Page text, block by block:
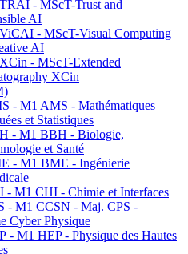
- MScT-Trust and
AI
- MScT-Visual Computing
AI
- MScT-Extended
XCin
- M1 AMS - Mathématiques
et Statistiques
- M1 BBH - Biologie,
et Santé
- M1 BME - Ingénierie
- M1 CHI - Chimie et Interfaces
- M1 CCSN - Maj. CPS -
Cyber Physique
- M1 HEP - Physique des Hautes